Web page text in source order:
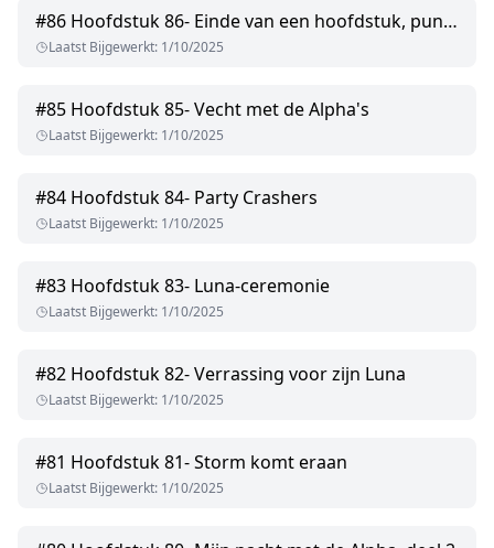
#86 Hoofdstuk 86- Einde van een hoofdstuk, punt 1
Laatst Bijgewerkt: 1/10/2025
#85 Hoofdstuk 85- Vecht met de Alpha's
Laatst Bijgewerkt: 1/10/2025
#84 Hoofdstuk 84- Party Crashers
Laatst Bijgewerkt: 1/10/2025
#83 Hoofdstuk 83- Luna-ceremonie
Laatst Bijgewerkt: 1/10/2025
#82 Hoofdstuk 82- Verrassing voor zijn Luna
Laatst Bijgewerkt: 1/10/2025
#81 Hoofdstuk 81- Storm komt eraan
Laatst Bijgewerkt: 1/10/2025